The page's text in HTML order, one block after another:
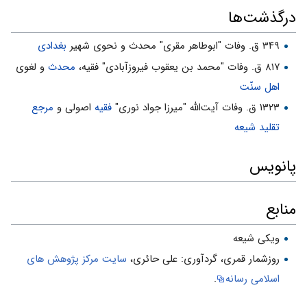
درگذشت‌ها
۳۴۹ ق. وفات "ابوطاهر مقری" محدث و نحوی شهیر
بغدادی
۸۱۷ ق. وفات "محمد بن یعقوب فیروزآبادی‏" فقیه،
محدثو لغوی
اهل سنّت
۱۳۲۳ ق. وفات آیت‌‏اللَّه "میرزا جواد نوری"
فقیهاصولی و مرجع
تقلید شیعه
پانویس
منابع
ویکی شیعه
روزشمار قمرى، گردآورى: على حائرى، سایت مركز پژوهش هاى
اسلامى رسانه
.